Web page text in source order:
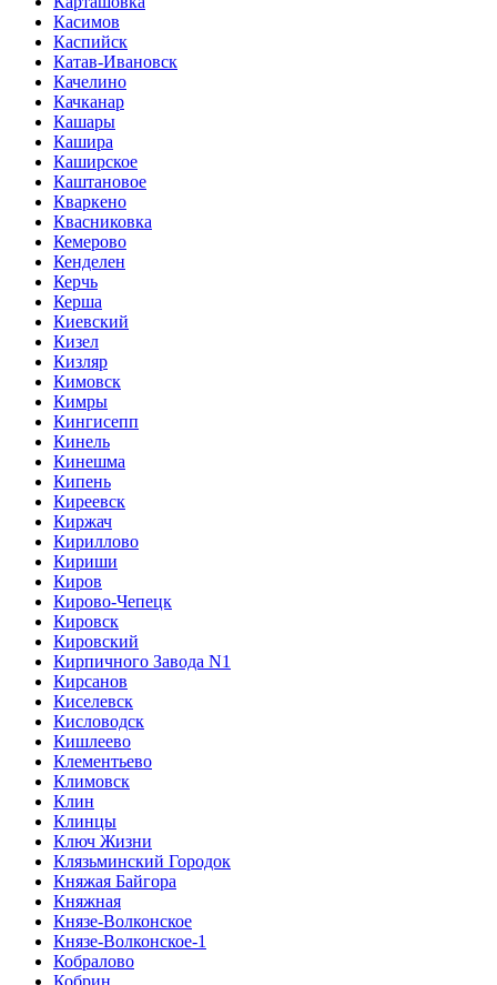
Касимов
Каспийск
Катав-Ивановск
Качелино
Качканар
Кашары
Кашира
Каширское
Каштановое
Кваркено
Квасниковка
Кемерово
Кенделен
Керчь
Керша
Киевский
Кизел
Кизляр
Кимовск
Кимры
Кингисепп
Кинель
Кинешма
Кипень
Киреевск
Киржач
Кириллово
Кириши
Киров
Кирово-Чепецк
Кировск
Кировский
Кирпичного Завода N1
Кирсанов
Киселевск
Кисловодск
Кишлеево
Клементьево
Климовск
Клин
Клинцы
Ключ Жизни
Клязьминский Городок
Княжая Байгора
Княжная
Князе-Волконское
Князе-Волконское-1
Кобралово
Кобрин